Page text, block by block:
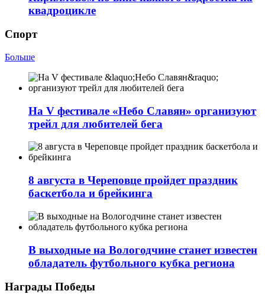
квадроцикле
Спорт
Больше
На V фестивале «Небо Славян» организуют
трейл для любителей бега
8 августа в Череповце пройдет праздник
баскетбола и брейкинга
В выходные на Вологодчине станет известен
обладатель футбольного кубка региона
Награды Победы